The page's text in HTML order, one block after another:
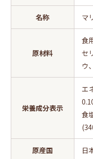
名称 マ
原材料
食
セ
ウ
栄養成分表示
エ
食
原産国 日